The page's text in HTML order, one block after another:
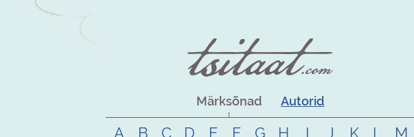
Märksõnad Autorid
A B C D E F G H I J K L
M